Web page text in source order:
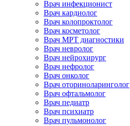
Врач инфекционист
Врач кардиолог
Врач колопроктолог
Врач косметолог
Врач МРТ диагностики
Врач невролог
Врач нейрохирург
Врач нефролог
Врач онколог
Врач оториноларинголог
Врач офтальмолог
Врач педиатр
Врач психиатр
Врач пульмонолог